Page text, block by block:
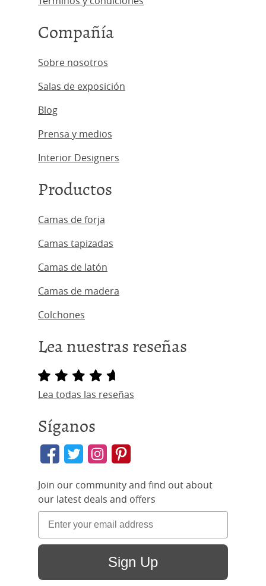
Compañía
Sobre nosotros
Salas de exposición
Blog
Prensa y medios
Interior Designers
Productos
Camas de forja
Camas tapizadas
Camas de latón
Camas de madera
Colchones
Lea nuestras reseñas
Lea todas las reseñas
Síganos
Join our community and find out about
our latest deals and offers
Sign Up